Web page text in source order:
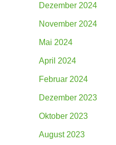
Dezember 2024
November 2024
Mai 2024
April 2024
Februar 2024
Dezember 2023
Oktober 2023
August 2023